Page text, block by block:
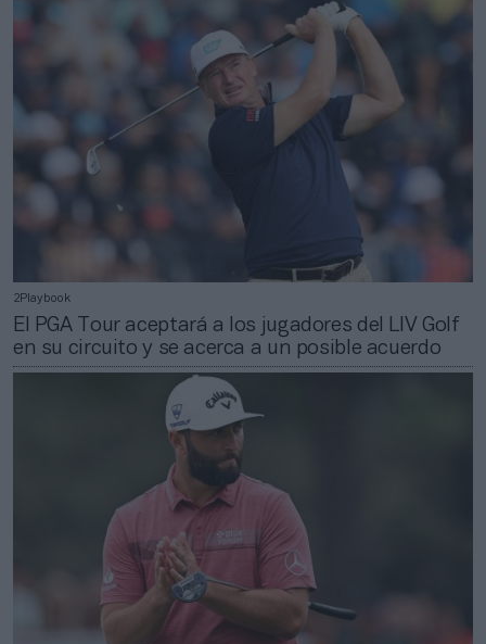
2Playbook
El PGA Tour aceptará a los jugadores del LIV Golf
en su circuito y se acerca a un posible acuerdo